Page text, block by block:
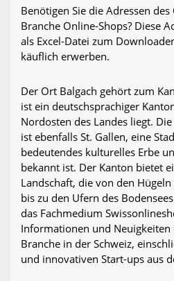
Benötigen Sie die Adressen
Branche Online-Shops? Diese
als Excel-Datei zum
käuflich erwerben.
Der Ort Balgach gehört zum
ist ein deutschsprachiger
Nordosten des Landes liegt.
ist ebenfalls St. Gallen, eine
bedeutendes kulturelles Erbe
bekannt ist. Der Kanton bietet
Landschaft, die von den
bis zu den Ufern des
das Fachmedium
Informationen und Neuigkeiten
Branche in der Schweiz,
und innovativen Start-ups aus